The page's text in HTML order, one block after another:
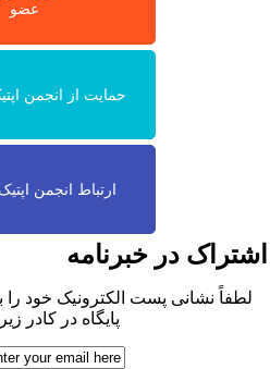
عضو
حمایت از انجمن
ارتباط انجمن اپتیک
در خبرنامه
لطفاً نشانی پست الکترونیک خود را
پایگاه در کادر زیر